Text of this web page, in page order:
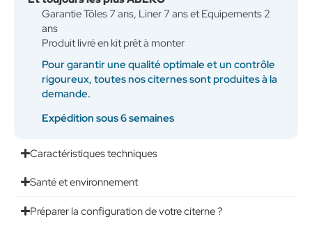
Garantie Tôles 7 ans, Liner 7 ans et Equipements 2
ans
Produit livré en kit prêt à monter
Pour garantir une qualité optimale et un contrôle
rigoureux, toutes nos citernes sont produites à la
demande.
Expédition sous 6 semaines
Caractéristiques techniques
Santé et environnement
Préparer la configuration de votre citerne ?